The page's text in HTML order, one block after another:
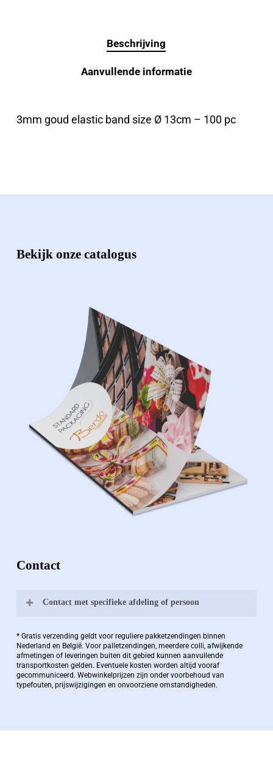
Beschrijving
Aanvullende informatie
3mm goud elastic band size Ø 13cm – 100 pc
Bekijk onze catalogus
Contact
Contact met specifieke afdeling of persoon
Bernard Pauwels:
Zaakvoerder Berdo
bernard@berdo.be
* Gratis verzending geldt voor reguliere pakketzendingen binnen
Nederland en België. Voor palletzendingen, meerdere colli, afwijkende
afmetingen of leveringen buiten dit gebied kunnen aanvullende
transportkosten gelden. Eventuele kosten worden altijd vooraf
gecommuniceerd. Webwinkelprijzen zijn onder voorbehoud van
typefouten, prijswijzigingen en onvoorziene omstandigheden.